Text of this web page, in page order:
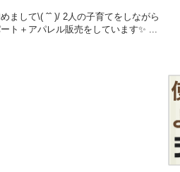
まして\( ˆˆ )/ 2人の子育てをしながら
ト＋アパレル販売をしています✨ ...